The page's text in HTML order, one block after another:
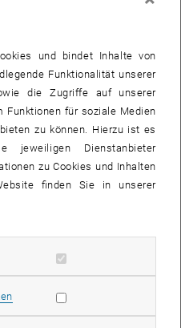
an den globalen CO₂-
Potenzial in der stärkeren
Holz, Lehm, Stroh und Hanf. Die
in der Technik, sondern
unzureichenden
und Defiziten in Ausbildung
Haus des Lernens
und bindet Inhalte von
Funktionalität unserer
die Zugriffe auf unserer
Funktionen für soziale Medien
zu können. Hierzu ist es
jeweiligen Dienstanbieter
zu Cookies und Inhalten
finden Sie in unserer
Cookies zulassen
Statistik Cookies zulassen